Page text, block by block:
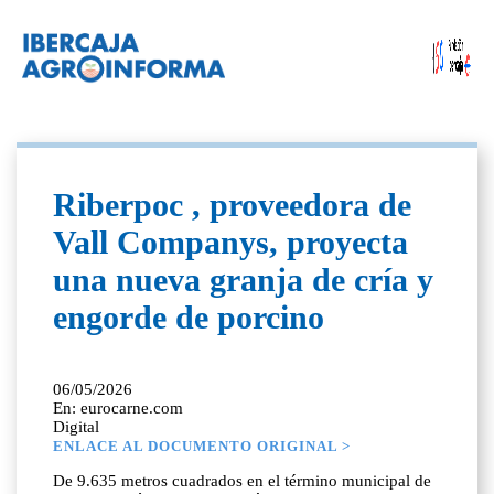
Riberpoc , proveedora de
Vall Companys, proyecta
una nueva granja de cría y
engorde de porcino
06/05/2026
En: eurocarne.com
Digital
ENLACE AL DOCUMENTO ORIGINAL >
De 9.635 metros cuadrados en el término municipal de